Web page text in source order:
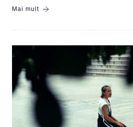
Mai mult